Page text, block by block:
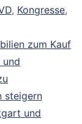
, Kongresse,
zum Kauf
und
steigern
und